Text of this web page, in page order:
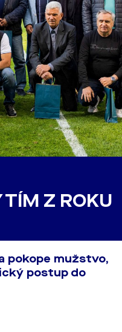
Z ROKU
pokope mužstvo,
postup do